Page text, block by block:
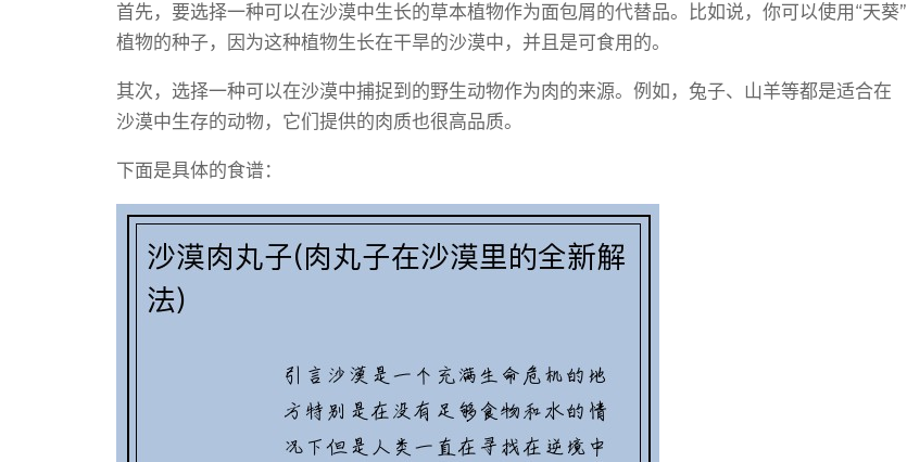
首先，要选择一种可以在沙漠中生长的草本植物作为面包屑的代替品。比如说，你可以使用“天葵”
植物的种子，因为这种植物生长在干旱的沙漠中，并且是可食用的。
其次，选择一种可以在沙漠中捕捉到的野生动物作为肉的来源。例如，兔子、山羊等都是适合在
沙漠中生存的动物，它们提供的肉质也很高品质。
下面是具体的食谱：